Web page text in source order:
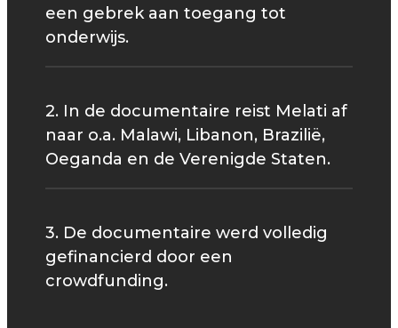
een gebrek aan toegang tot
onderwijs.
2. In de documentaire reist Melati af
naar o.a. Malawi, Libanon, Brazilië,
Oeganda en de Verenigde Staten.
3. De documentaire werd volledig
gefinancierd door een
crowdfunding.